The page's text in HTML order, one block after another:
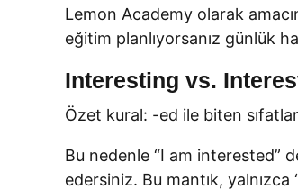
Lemon Academy olarak
eğitim planlıyorsanız günlük
Interesting vs.
Özet kural: -ed ile biten
Bu nedenle “I am interested”
edersiniz. Bu mantık,